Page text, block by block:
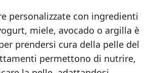
personalizzate con ingredienti
miele, avocado o argilla è
prendersi cura della pelle del
permettono di nutrire,